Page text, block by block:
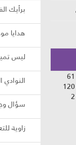
61
120
2
برأيك
هدايا
ليس
النوادي
سؤال
زاوية